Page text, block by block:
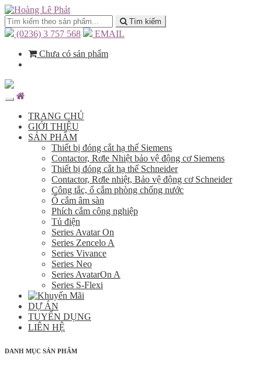
Tìm kiếm
(0236) 3 757 568
EMAIL
Chưa có sản phẩm
TRANG CHỦ
GIỚI THIỆU
SẢN PHẨM
Thiết bị đóng cắt hạ thế Siemens
Contactor, Rơle Nhiệt bảo vệ động cơ Siemens
Thiết bị đóng cắt hạ thế Schneider
Contactor, Rơle nhiệt, Bảo vệ động cơ Schneider
Công tắc, ổ cắm phòng chống nước
Ổ cắm âm sàn
Phích cắm công nghiệp
Tủ điện
Series Avatar On
Series Zencelo A
Series Vivance
Series Neo
Series AvatarOn A
Series S-Flexi
DỰ ÁN
TUYỂN DỤNG
LIÊN HỆ
DANH MỤC SẢN PHẨM